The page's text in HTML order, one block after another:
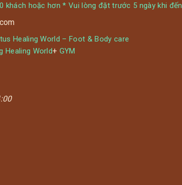
các dịch vụ:
Karaoke +
+ Khu võng –
khách hoặc hơn * Vui lòng đặt trước 5 ngày khi đến
Healing World – Foot & Body care
Healing World+ GYM